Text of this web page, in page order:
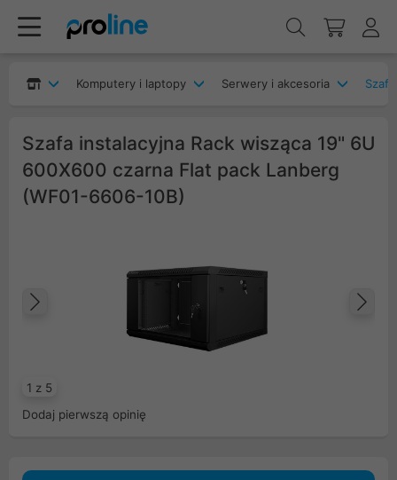
Komputery i laptopy Serwery i akcesoria
Szafa instalacyjna Rack wisząca 19" 6U
600X600 czarna Flat pack Lanberg
(WF01-6606-10B)
1 z 5
Poprzedni
Dodaj pierwszą opinię